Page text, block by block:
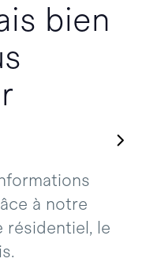
bien
à notre
résidentiel, le